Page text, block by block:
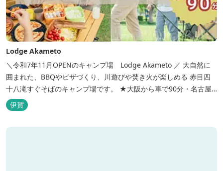
Lodge Akameto
＼令和7年11月OPENのキャンプ場 Lodge Akameto ／ 大自然に
囲まれた、BBQやピザづくり、川遊びや焚き火が楽しめる 赤目四
十八滝すぐそばのキャンプ場です。 ★大阪から車で90分・名古屋
から120分の好アクセス！ ★専用テラス付きバンガローでは、BBQ
をしながら子どもが川遊びをしているのが見れる！ ★Wi-Fiがつな
がります！ ★日帰りBBQや大人数での研修も...
伊賀